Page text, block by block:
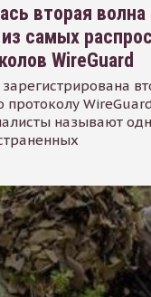
вторая
самых
WireGuard
протоколу
называют